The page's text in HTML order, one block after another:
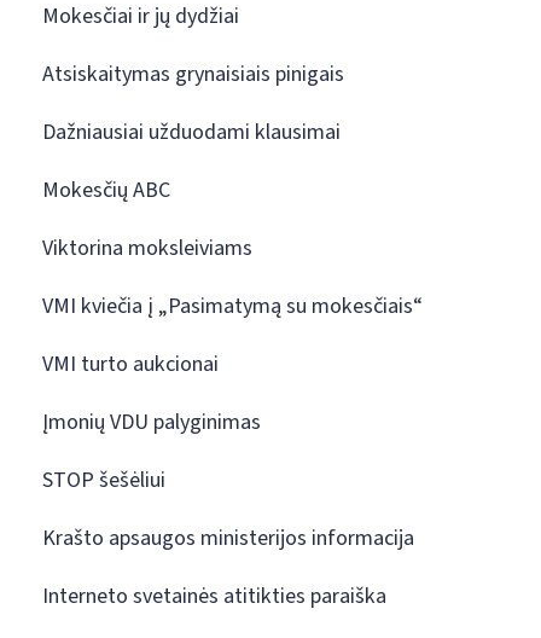
Mokesčiai ir jų dydžiai
Atsiskaitymas grynaisiais pinigais
Dažniausiai užduodami klausimai
Mokesčių ABC
Viktorina moksleiviams
VMI kviečia į „Pasimatymą su mokesčiais“
VMI turto aukcionai
Įmonių VDU palyginimas
STOP šešėliui
Krašto apsaugos ministerijos informacija
Interneto svetainės atitikties paraiška